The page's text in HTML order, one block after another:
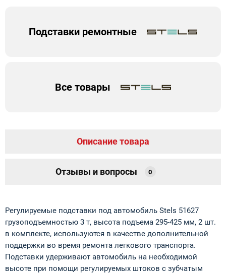
Подставки ремонтные
Все товары
Описание товара
Отзывы и вопросы 0
Регулируемые подставки под автомобиль Stels 51627
грузоподъемностью 3 т, высота подъема 295-425 мм, 2 шт.
в комплекте, используются в качестве дополнительной
поддержки во время ремонта легкового транспорта.
Подставки удерживают автомобиль на необходимой
высоте при помощи регулируемых штоков с зубчатым